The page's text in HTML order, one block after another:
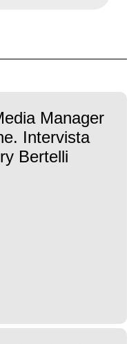
Manager
Intervista
Bertelli